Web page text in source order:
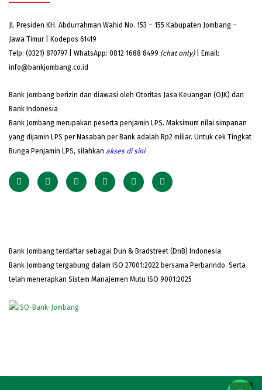
Jl. Presiden KH. Abdurrahman Wahid No. 153 – 155 Kabupaten Jombang –
Jawa Timur | Kodepos 61419
Telp: (0321) 870797 | WhatsApp: 0812 1688 8499 (chat only)| Email:
info@bankjombang.co.id
Bank Jombang berizin dan diawasi oleh Otoritas Jasa Keuangan (OJK) dan
Bank Indonesia
Bank Jombang merupakan peserta penjamin LPS. Maksimum nilai simpanan
yang dijamin LPS per Nasabah per Bank adalah Rp2 miliar. Untuk cek Tingkat
Bunga Penjamin LPS, silahkan akses di sini
Bank Jombang terdaftar sebagai Dun & Bradstreet (DnB) Indonesia
Bank Jombang tergabung dalam ISO 27001:2022 bersama Perbarindo. Serta
telah menerapkan Sistem Manajemen Mutu ISO 9001:2025